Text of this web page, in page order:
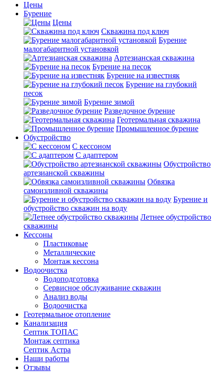
Цены
Бурение
Цены
Скважина под ключ
Бурение
малогабаритной установкой
Артезианская скважина
Бурение на песок
Бурение на известняк
Бурение на глубокий
песок
Бурение зимой
Разведочное бурение
Геотермальная скважина
Промышленное бурение
Обустройство
С кессоном
С адаптером
Обустройство
артезианской скважины
Обвязка
самоизливной скважины
Бурение и
обустройство скважин на воду
Летнее обустройство
скважины
Кессоны
Пластиковые
Металлические
Монтаж кессона
Водоочистка
Водоподготовка
Сервисное обслуживание скважин
Анализ воды
Водоочистка
Геотермальное отопление
Канализация
Септик ТОПАС
Монтаж септика
Септик Астра
Наши работы
Отзывы